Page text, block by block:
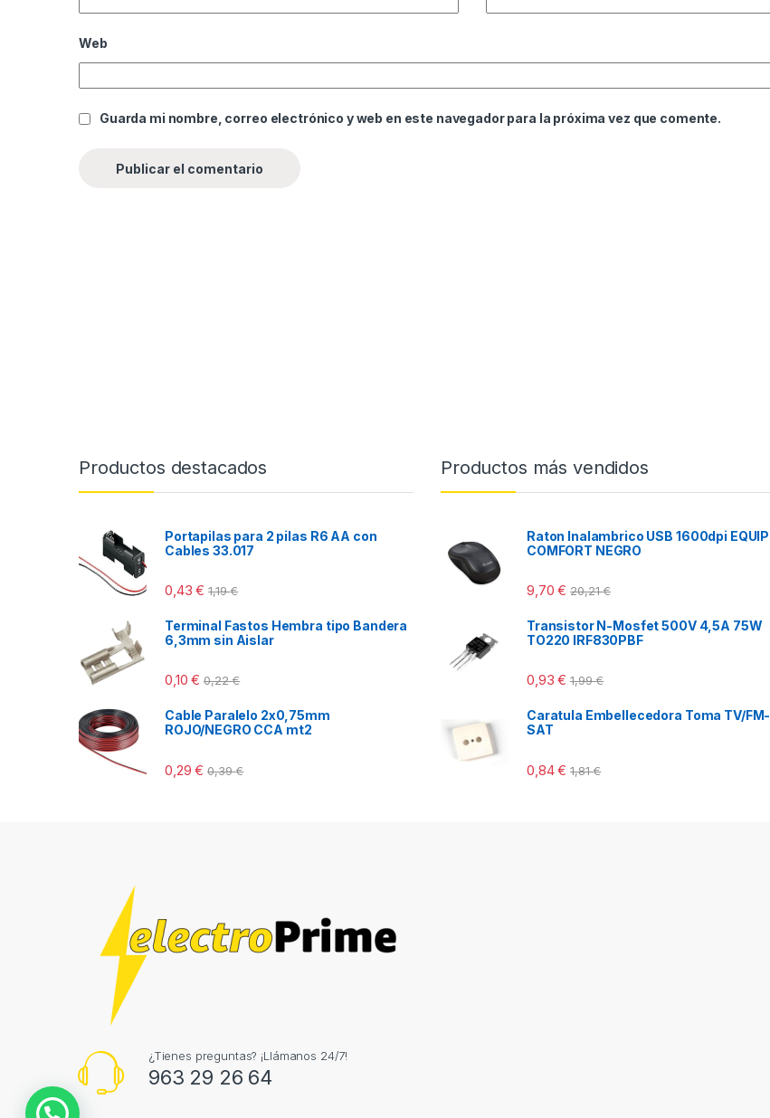
Web
Guarda mi nombre, correo electrónico y web en este navegador para la próxima vez que comente.
Productos destacados
Portapilas para 2 pilas R6 AA con
Cables 33.017
0,43€ 1,19€
Terminal Fastos Hembra tipo Bandera
6,3mm sin Aislar
0,10€ 0,22€
Cable Paralelo 2x0,75mm
ROJO/NEGRO CCA mt2
0,29€ 0,39€
Productos más vendidos
Raton Inalambrico USB 1600dpi EQUIP
COMFORT NEGRO
9,70€ 20,21€
Transistor N-Mosfet 500V 4,5A 75W
TO220 IRF830PBF
0,93€ 1,99€
Caratula Embellecedora Toma TV/FM-
SAT
0,84€ 1,81€
¿Tienes preguntas? ¡Llámanos 24/7!
963 29 26 64